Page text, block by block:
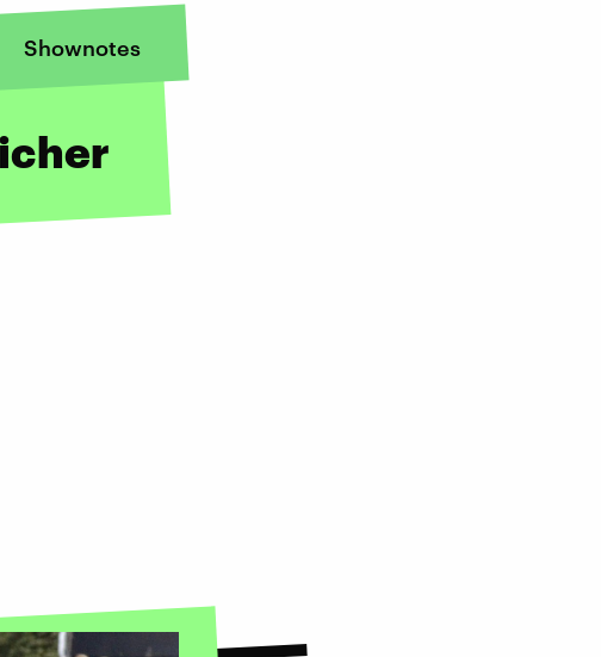
Shownotes